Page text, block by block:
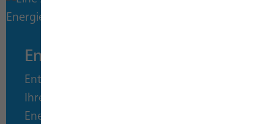
Energiespartipps
Entlarven Sie Stromfresser, optimieren Sie
Ihre Heizung und senken Sie dadurch Ihre
Energiekosten. Jede Menge Tipps und Infos